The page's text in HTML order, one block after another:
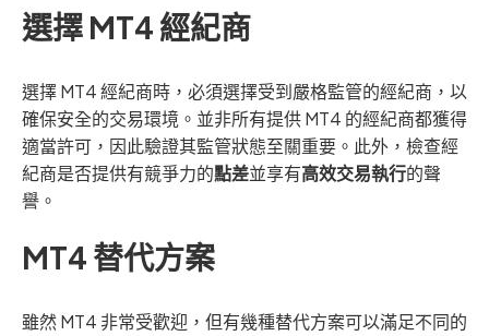
選擇 MT4 經紀商
選擇 MT4 經紀商時，必須選擇受到嚴格監管的經紀商，以
確保安全的交易環境。並非所有提供 MT4 的經紀商都獲得
適當許可，因此驗證其監管狀態至關重要。此外，檢查經
紀商是否提供有競爭力的點差並享有高效交易執行的聲
譽。
MT4 替代方案
雖然 MT4 非常受歡迎，但有幾種替代方案可以滿足不同的